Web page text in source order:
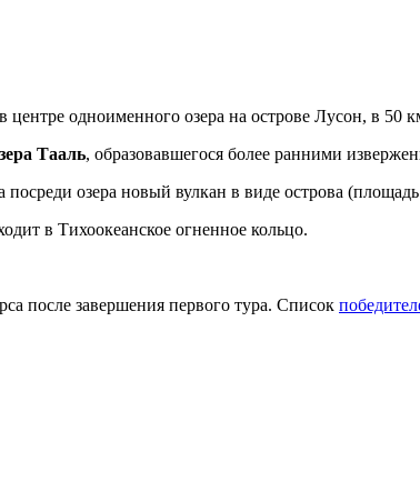
центре одноименного озера на острове Лусон, в
Тааль, образовавшегося более ранними
озера новый вулкан в виде острова
в Тихоокеанское огненное кольцо.
после завершения первого тура. Список